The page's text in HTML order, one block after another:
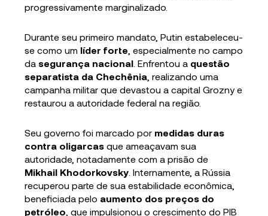
progressivamente marginalizado.
Durante seu primeiro mandato, Putin estabeleceu-
se como um líder forte , especialmente no campo
da segurança nacional . Enfrentou a questão
separatista da Chechênia , realizando uma
campanha militar que devastou a capital Grozny e
restaurou a autoridade federal na região.
Seu governo foi marcado por medidas duras
contra oligarcas que ameaçavam sua
autoridade, notadamente com a prisão de
Mikhail Khodorkovsky . Internamente, a Rússia
recuperou parte de sua estabilidade econômica,
beneficiada pelo aumento dos preços do
petróleo , que impulsionou o crescimento do PIB